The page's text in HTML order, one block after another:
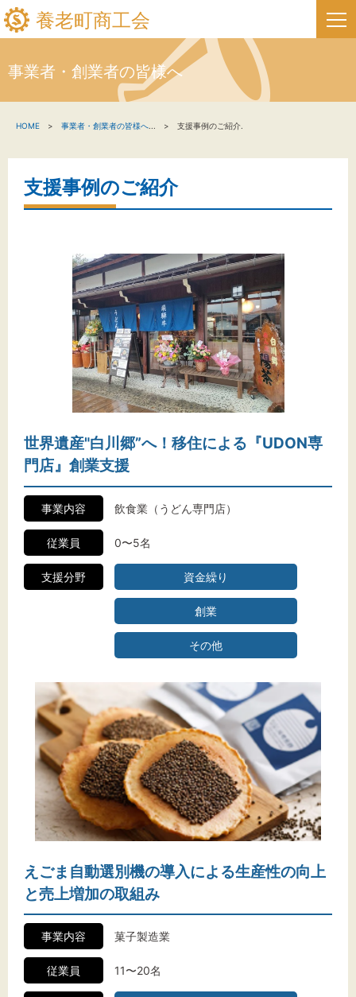
養老町商工会
新着情報
関係機関の方へ
養老町商工会の情報
お問い合わせ
拡大
事業者・創業者の皆様へ
HOME 事業者・創業者の皆様へ 支援事例のご紹介.
支援事例のご紹介
世界遺産"白川郷”へ！移住による『UDON専
門店』創業支援
事業内容 飲食業（うどん専門店）
従業員 0〜5名
支援分野 資金繰り
創業
その他
えごま自動選別機の導入による生産性の向上
と売上増加の取組み
事業内容 菓子製造業
従業員 11〜20名